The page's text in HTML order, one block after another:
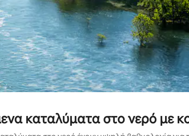
καταλύματα στο νερό με